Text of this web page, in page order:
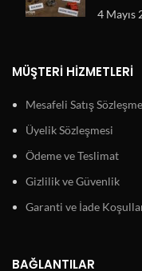
4 Mayıs
MÜŞTERI HIZMETLERI
Mesafeli Satış
Üyelik Sözleşmesi
Ödeme ve Teslimat
Gizlilik ve Güvenlik
Garanti ve İade
BAĞLANTILAR